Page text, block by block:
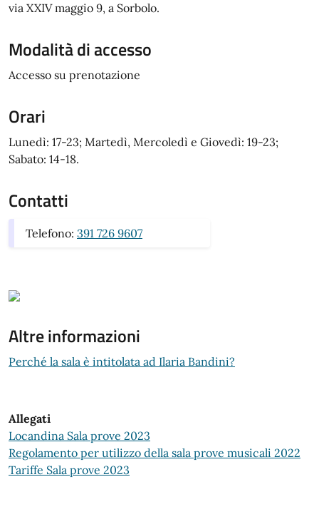
via XXIV maggio 9, a Sorbolo.
Modalità di accesso
Accesso su prenotazione
Orari
Lunedì: 17-23; Martedì, Mercoledì e Giovedì: 19-23;
Sabato: 14-18.
Contatti
Telefono: 391 726 9607
Altre informazioni
Perché la sala è intitolata ad Ilaria Bandini?
Allegati
Locandina Sala prove 2023
Regolamento per utilizzo della sala prove musicali 2022
Tariffe Sala prove 2023